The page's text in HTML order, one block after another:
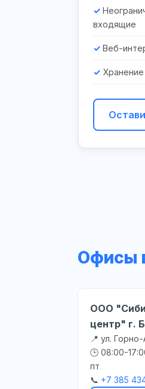
входящие
Веб-
Офисы
ООО
центр" г.
📍 ул.
🕒 08:00-
пт
📞 +7 385